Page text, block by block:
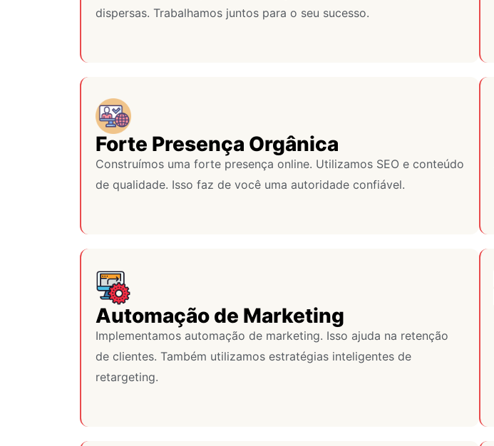
dispersas. Trabalhamos juntos para o seu sucesso.
Forte Presença Orgânica
Construímos uma forte presença online. Utilizamos SEO e conteúdo
de qualidade. Isso faz de você uma autoridade confiável.
Automação de Marketing
Implementamos automação de marketing. Isso ajuda na retenção
de clientes. Também utilizamos estratégias inteligentes de
retargeting.